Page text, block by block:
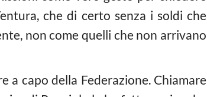
che di certo senza i soldi che
non come quelli che non arrivano
a capo della Federazione. Chiamare